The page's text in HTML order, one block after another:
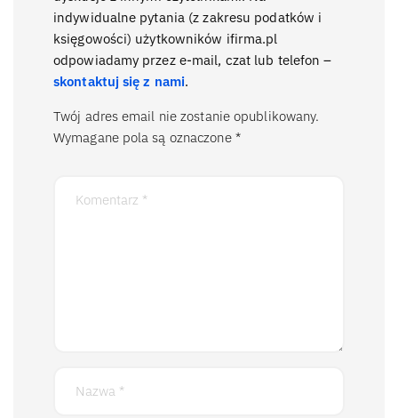
indywidualne pytania (z zakresu podatków i
księgowości) użytkowników ifirma.pl
odpowiadamy przez e-mail, czat lub telefon –
skontaktuj się z nami.
Twój adres email nie zostanie opublikowany.
Wymagane pola są oznaczone *